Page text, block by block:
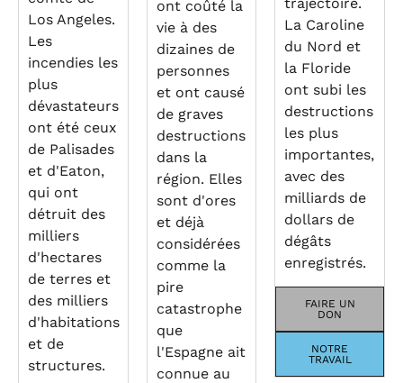
Los Angeles.
Les
incendies les
plus
dévastateurs
ont été ceux
de Palisades
et d'Eaton,
qui ont
détruit des
milliers
d'hectares
de terres et
des milliers
d'habitations
et de
structures.
ont coûté la
vie à des
dizaines de
personnes
et ont causé
de graves
destructions
dans la
région. Elles
sont d'ores
et déjà
considérées
comme la
pire
catastrophe
que
l'Espagne ait
connue au
La Caroline
du Nord et
la Floride
ont subi les
destructions
les plus
importantes,
avec des
milliards de
dollars de
dégâts
enregistrés.
FAIRE UN
DON
NOTRE
TRAVAIL